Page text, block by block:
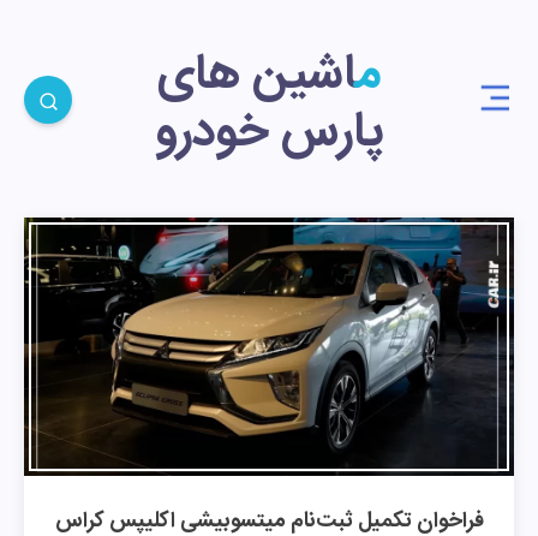
ماشین های
پارس خودرو
فراخوان تکمیل ثبت‌نام میتسوبیشی اکلیپس کراس